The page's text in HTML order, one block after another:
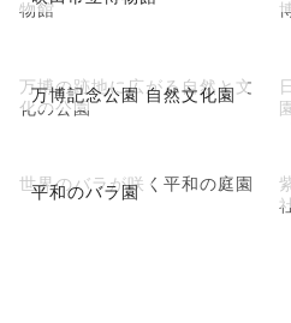
物館
万博記念公園 自然文化園
万博の跡地に広がる自然と文
化の公園
平和のバラ園
世界のバラが咲く平和の庭園